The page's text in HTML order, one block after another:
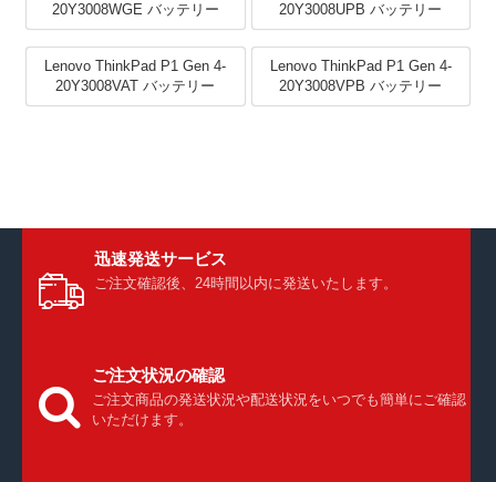
20Y3008WGE バッテリー
20Y3008UPB バッテリー
Lenovo ThinkPad P1 Gen 4-
20Y3008VAT バッテリー
Lenovo ThinkPad P1 Gen 4-
20Y3008VPB バッテリー
迅速発送サービス
ご注文確認後、24時間以内に発送いたします。
ご注文状況の確認
ご注文商品の発送状況や配送状況をいつでも簡単にご確認
いただけます。